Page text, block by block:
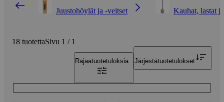
Juustohöylät ja -veitset Kauhat, lastat
18 tuotettaSivu 1 / 1
Rajaatuotetuloksia Järjestätuotetulokset